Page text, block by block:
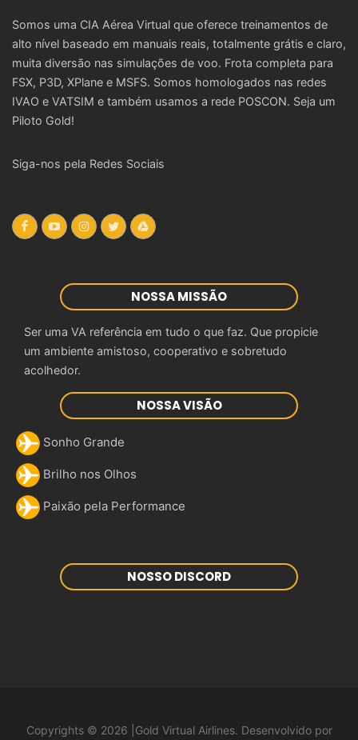
Somos uma CIA Aérea Virtual que oferece treinamentos de
alto nível baseado em manuais reais, totalmente grátis e claro,
muita diversão nas simulações de voo. Frota completa para
FSX, P3D, XPlane e MSFS. Somos homologados nas redes
IVAO e VATSIM e também usamos a rede POSCON. Seja um
Piloto Gold!
Siga-nos pela Redes Sociais
NOSSA MISSÃO
Ser uma VA referência em tudo o que faz. Que propicie
um ambiente amistoso, cooperativo e sobretudo
acolhedor.
NOSSA VISÃO
Sonho Grande
Brilho nos Olhos
Paixão pela Performance
NOSSO DISCORD
Copyrights © 2026 |Gold Virtual Airlines. Desenvolvido por